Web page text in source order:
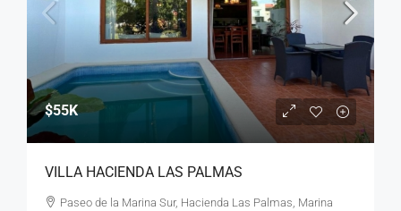
$55K
VILLA HACIENDA LAS PALMAS
Paseo de la Marina Sur, Hacienda Las Palmas, Marina